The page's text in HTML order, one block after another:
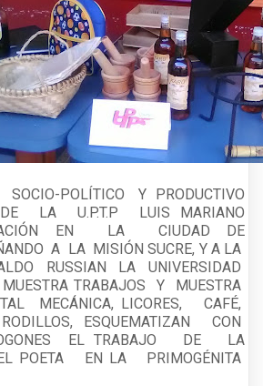
SOCIO-POLÍTICO Y PRODUCTIVO
LA U.P.T.P LUIS MARIANO
EN LA CIUDAD DE
A LA MISIÓN SUCRE, Y A LA
RUSSIAN LA UNIVERSIDAD
TRABAJOS Y MUESTRA
MECÁNICA, LICORES, CAFÉ,
ESQUEMATIZAN CON
EL TRABAJO DE LA
POETA EN LA PRIMOGÉNITA